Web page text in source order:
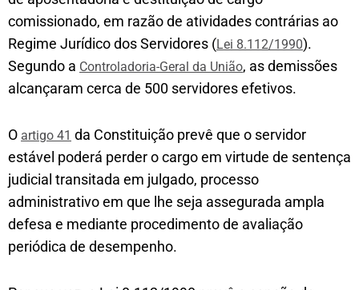
comissionado, em razão de atividades contrárias ao
Regime Jurídico dos Servidores (Lei 8.112/1990).
Segundo a Controladoria-Geral da União, as demissões
alcançaram cerca de 500 servidores efetivos.
O artigo 41 da Constituição prevê que o servidor
estável poderá perder o cargo em virtude de sentença
judicial transitada em julgado, processo
administrativo em que lhe seja assegurada ampla
defesa e mediante procedimento de avaliação
periódica de desempenho.